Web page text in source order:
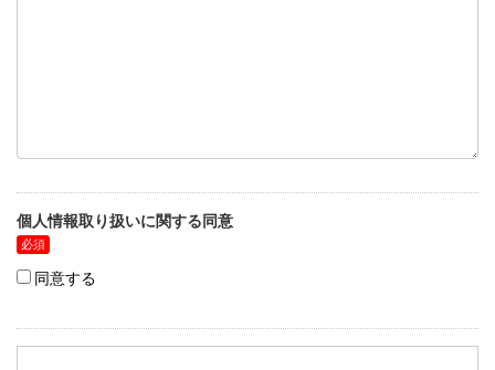
個人情報取り扱いに関する同意
同意する